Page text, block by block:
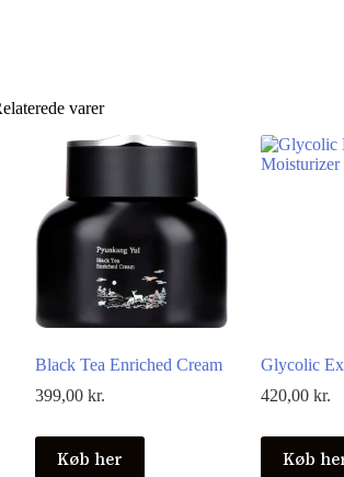
varer
Black Tea Enriched Cream
399,00 kr.
Køb her
Glycolic
420,00kr.
Køb